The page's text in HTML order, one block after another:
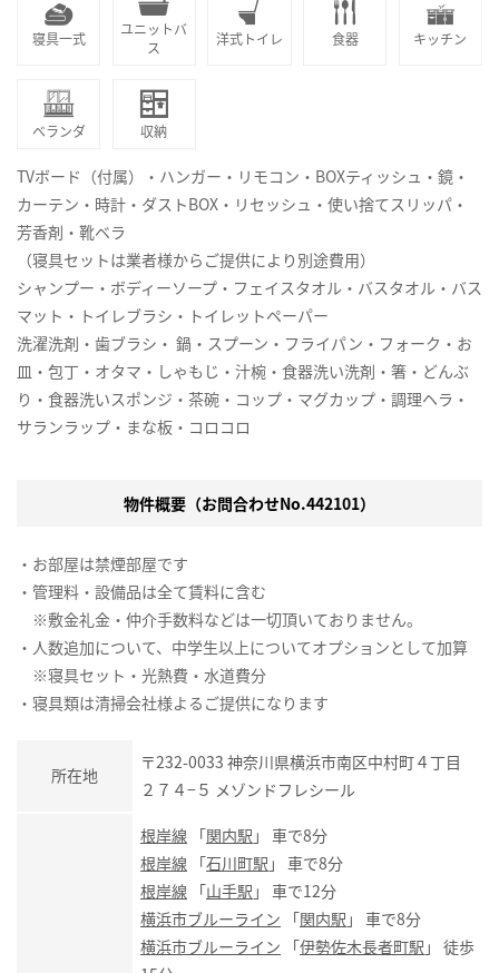
寝具一式
ユニットバ
ス
洋式トイレ 食器 キッチン
ベランダ 収納
TVボード（付属）・ハンガー・リモコン・BOXティッシュ・鏡・
カーテン・時計・ダストBOX・リセッシュ・使い捨てスリッパ・
芳香剤・靴ベラ
（寝具セットは業者様からご提供により別途費用）
シャンプー・ボディーソープ・フェイスタオル・バスタオル・バス
マット・トイレブラシ・トイレットペーパー
洗濯洗剤・歯ブラシ・ 鍋・スプーン・フライパン・フォーク・お
皿・包丁・オタマ・しゃもじ・汁椀・食器洗い洗剤・箸・どんぶ
り・食器洗いスポンジ・茶碗・コップ・マグカップ・調理ヘラ・
サランラップ・まな板・コロコロ
物件概要（お問合わせNo.442101）
・お部屋は禁煙部屋です
・管理料・設備品は全て賃料に含む
※敷金礼金・仲介手数料などは一切頂いておりません。
・人数追加について、中学生以上についてオプションとして加算
※寝具セット・光熱費・水道費分
・寝具類は清掃会社様よるご提供になります
所在地
〒232-0033 神奈川県横浜市南区中村町４丁目
２７４−５ メゾンドフレシール
根岸線 「関内駅 」 車で8分
根岸線 「石川町駅 」 車で8分
根岸線 「山手駅 」 車で12分
横浜市ブルーライン 「関内駅 」 車で8分
横浜市ブルーライン 「伊勢佐木長者町駅 」 徒歩